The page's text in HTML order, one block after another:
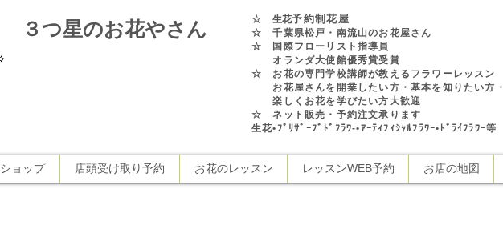
３つ星のお花やさん ☆生花予約制花屋
☆ 千葉県松戸・南流山のお花屋さん
☆ 国際フローリスト指導員
オランダ大使館優秀賞受賞
☆ お花の専門学校講師が教えるフラワーレッスン
お花屋さんを開業したい方・基本を知りたい方・
楽しくお花を学びたい方大歓迎
☆ ネット販売・予約注文承ります
生花•ﾌﾟﾘｻﾞｰﾌﾞﾄﾞﾌﾗﾜ-•ｱｰﾃｨﾌｨｼｬﾙﾌﾗﾜｰ•ﾄﾞﾗｲﾌﾗﾜｰ等
ショップ 店頭受け取り予約 お花のレッスン レッスンWEB予約 お店の地図